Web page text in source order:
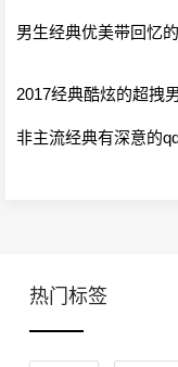
男生经典优美带回忆
2017经典酷炫的超拽
非主流经典有深意的
热门标签